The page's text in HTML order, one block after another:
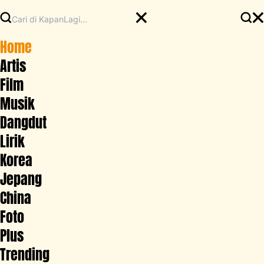
Home
Artis
Film
Musik
Dangdut
Lirik
Korea
Jepang
China
Foto
Plus
Trending